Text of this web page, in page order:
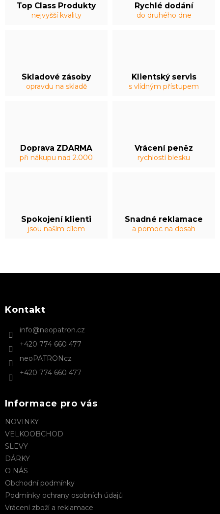
Top Class Produkty
nejvyšší kvality
Rychlé dodání
do druhého dne
Skladové zásoby
opravdu na skladě
Klientský servis
s vlídným přístupem
Doprava ZDARMA
při nákupu nad 2.000
Vrácení peněz
rychlostí blesku
Spokojení klienti
jsou naším cílem
Snadné reklamace
a pomoc na dosah
aKontakt
info@neopatron.cz
+420 774 660 477
neoPATRONcz
+420 774 660 477
Informace pro vás
NOVINKY
VELKOOBCHOD
SLEVY
DÁRKY
O NÁS
Obchodní podmínky
Podmínky ochrany osobních údajů
Vrácení zboží a reklamace